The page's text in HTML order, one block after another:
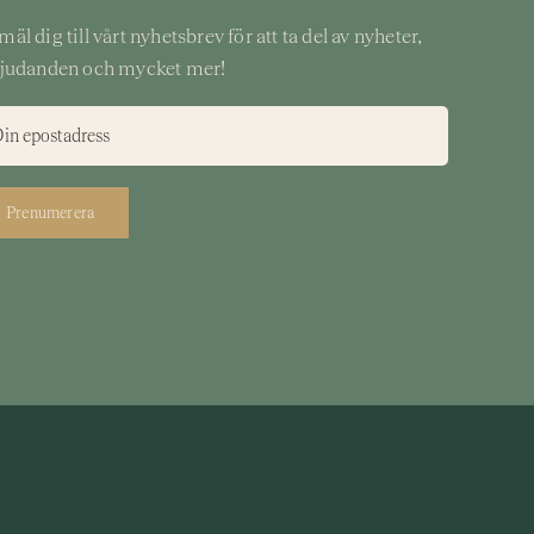
dig till vårt nyhetsbrev för att ta del av nyheter,
och mycket mer!
Prenumerera